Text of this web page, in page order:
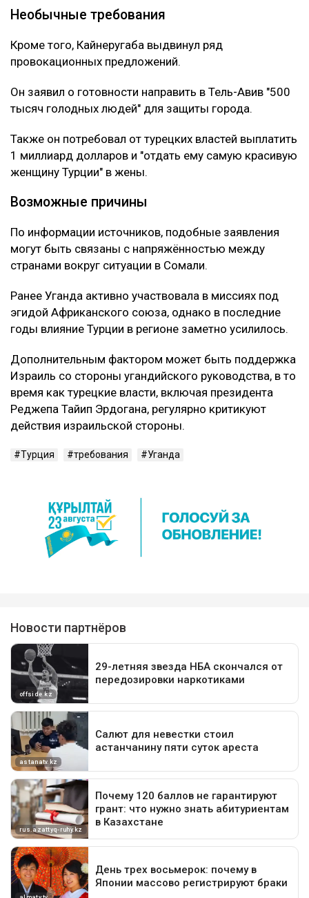
Необычные требования
Кроме того, Кайнеругаба выдвинул ряд
провокационных предложений.
Он заявил о готовности направить в Тель-Авив "500
тысяч голодных людей" для защиты города.
Также он потребовал от турецких властей выплатить
1 миллиард долларов и "отдать ему самую красивую
женщину Турции" в жены.
Возможные причины
По информации источников, подобные заявления
могут быть связаны с напряжённостью между
странами вокруг ситуации в Сомали.
Ранее Уганда активно участвовала в миссиях под
эгидой Африканского союза, однако в последние
годы влияние Турции в регионе заметно усилилось.
Дополнительным фактором может быть поддержка
Израиль со стороны угандийского руководства, в то
время как турецкие власти, включая президента
Реджепа Тайип Эрдогана, регулярно критикуют
действия израильской стороны.
Турция требования Уганда